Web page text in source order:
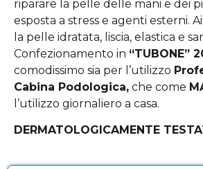
riparare la pelle delle mani e dei
esposta a stress e agenti esterni.
la pelle idratata, liscia, elastica e
Confezionamento in “TUBONE”
comodissimo sia per l’utilizzo
Cabina Podologica, che come
l’utilizzo giornaliero a casa.
DERMATOLOGICAMENTE